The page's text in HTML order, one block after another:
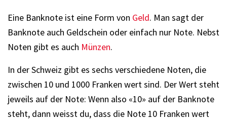
Eine Banknote ist eine Form von Geld. Man sagt der
Banknote auch Geldschein oder einfach nur Note. Nebst
Noten gibt es auch Münzen.
In der Schweiz gibt es sechs verschiedene Noten, die
zwischen 10 und 1000 Franken wert sind. Der Wert steht
jeweils auf der Note: Wenn also «10» auf der Banknote
steht, dann weisst du, dass die Note 10 Franken wert